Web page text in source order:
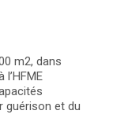
m2, dans
guérison et du